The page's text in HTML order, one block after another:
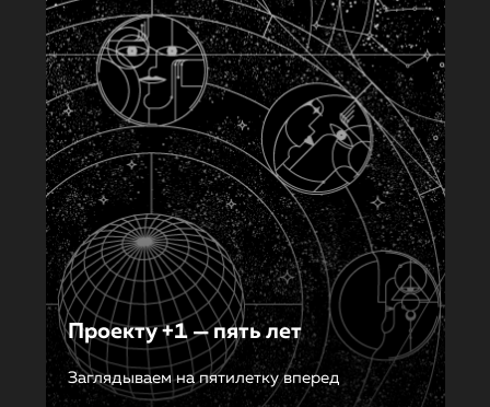
Проекту +1 — пять лет
Заглядываем на пятилетку вперед